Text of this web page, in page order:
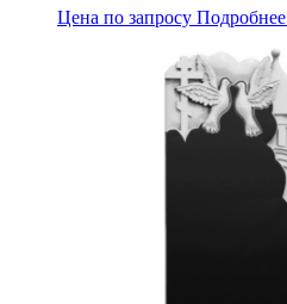
Цена по запросу Подробнее